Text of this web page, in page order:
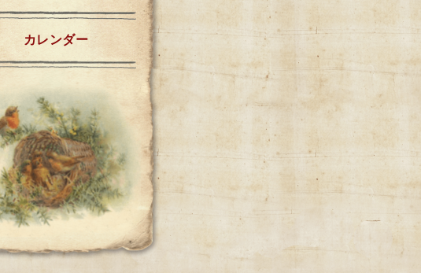
カレンダー